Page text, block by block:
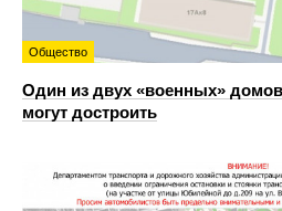
Общество
Один из двух «военных» домов
могут достроить